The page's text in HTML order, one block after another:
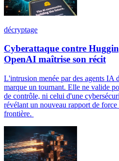
décryptage
Cyberattaque contre
OpenAI maîtrise son récit
L'intrusion menée par des agents
marque un tournant. Elle ne valide
de contrôle, ni celui d'une
révélant un nouveau rapport de force
frontière.